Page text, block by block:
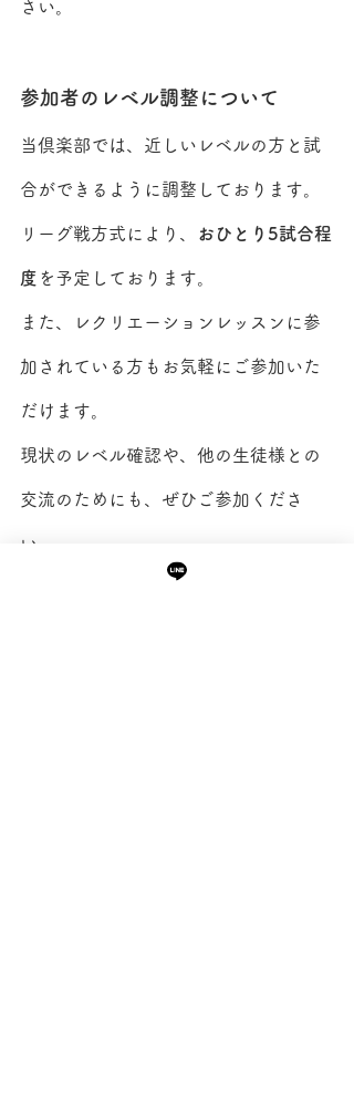
さい。
参加者のレベル調整について
当倶楽部では、近しいレベルの方と試
合ができるように調整しております。
リーグ戦方式により、 おひとり5試合程
度 を予定しております。
また、レクリエーションレッスンに参
加されている方もお気軽にご参加いた
だけます。
現状のレベル確認や、他の生徒様との
交流のためにも、ぜひご参加くださ
い。